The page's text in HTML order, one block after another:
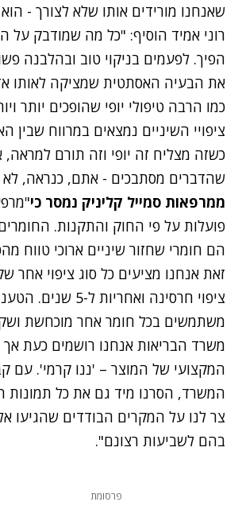
שאנחנו מורידים אותו שלא לצורך -
רוני אמיד הוסיף: "כל מה שמודבק על
הפיך. לפעמים בניקוי טוב ובהלבנה
את הבעיה האסתטית שמציקה לאותו
כמו הרבה טיפולי יופי שהופכים יותר
ציפויי השיניים נמצאים במרווח שבין
כשזה מצליח זה יופי וזה תורם
שהדברים מסתבכים - אתם, כנראה, לא
ממרפאות סמייל קליניק נמסר כי
פועלות על פי החוק והתקנות.
הם חומרי שחזור שיניים ארוכי טווח
זאת אנחנו מציעים כל סוג ציפוי אחר
ציפוי חרסינה ואחריות
משתמשים בכל חומר אחר מוכחשת
משרד הבריאות אנחנו רושמים כעת
המקצועי של המוצר – 'ננו קרמי'. עם
המשרד, הסרנו מיד גם את כל תמונות
צר לנו על המקרים הבודדים שהגיעו
בהם לשביעות רצונם".
פרסומת